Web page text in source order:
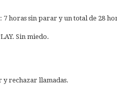
horas sin parar y un total de 28
Sin miedo.
y rechazar llamadas.